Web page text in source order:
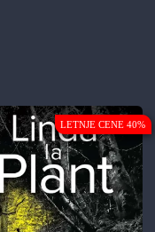
LETNJE CENE 40%